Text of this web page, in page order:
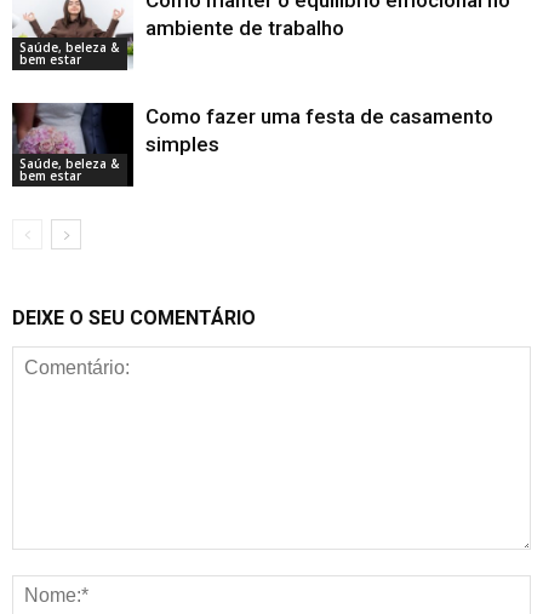
Saúde, beleza &
bem estar
ambiente de trabalho
Saúde, beleza &
bem estar
Como fazer uma festa de casamento
simples
DEIXE O SEU COMENTÁRIO